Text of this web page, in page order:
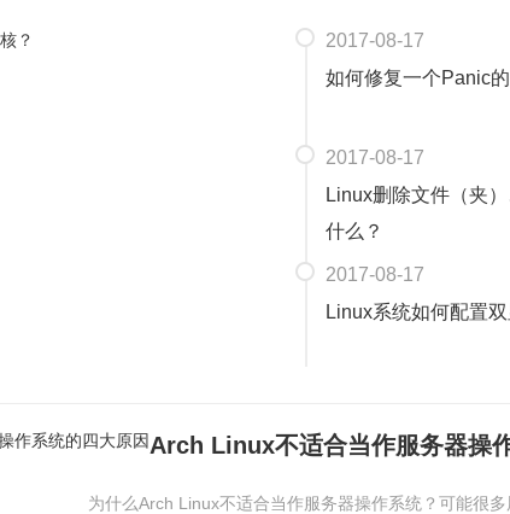
2017-08-17
如何修复一个Panic
2017-08-17
Linux删除文件（夹
什么？
2017-08-17
Linux系统如何配置双
Arch Linux不适合当作服务器操
为什么Arch Linux不适合当作服务器操作系统？可能很